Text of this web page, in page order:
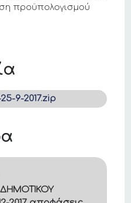
9-2017.zip
ΔΗΜΟΤΙΚΟΥ
προϋπολογισμού